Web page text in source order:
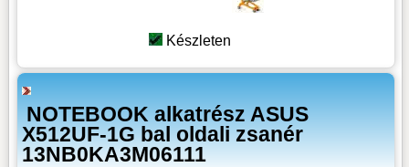
Készleten
NOTEBOOK alkatrész ASUS
X512UF-1G bal oldali zsanér
13NB0KA3M06111